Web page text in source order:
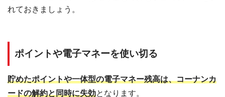
れておきましょう。
ポイントや電子マネーを使い切る
貯めたポイントや一体型の電子マネー残高は、コーナンカ
ードの解約と同時に失効となります。